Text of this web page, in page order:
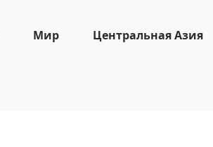
Мир Центральная Азия